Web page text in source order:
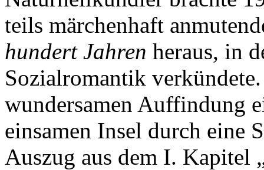
teils märchenhaft
hundert Jahren heraus, in
Sozialromantik
wundersamen Auffindung
einsamen Insel durch eine
Auszug aus dem I. Kapitel